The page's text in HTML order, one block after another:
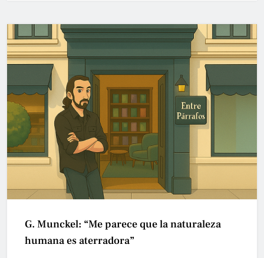
G. Munckel: “Me parece que la naturaleza
humana es aterradora”